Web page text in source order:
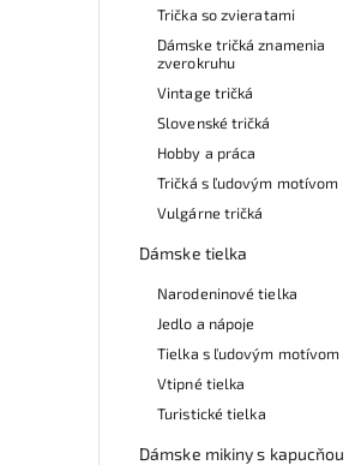
Trička so zvieratami
Dámske tričká znamenia
zverokruhu
Vintage tričká
Slovenské tričká
Hobby a práca
Tričká s ľudovým motívom
Vulgárne tričká
Dámske tielka
Narodeninové tielka
Jedlo a nápoje
Tielka s ľudovým motívom
Vtipné tielka
Turistické tielka
Dámske mikiny s kapucňou